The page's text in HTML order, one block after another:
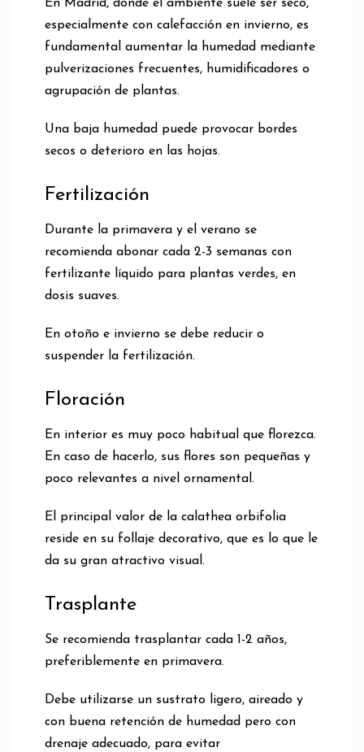
En Madrid, donde el ambiente suele ser seco,
especialmente con calefacción en invierno, es
fundamental aumentar la humedad mediante
pulverizaciones frecuentes, humidificadores o
agrupación de plantas.
Una baja humedad puede provocar bordes
secos o deterioro en las hojas.
Fertilización
Durante la primavera y el verano se
recomienda abonar cada 2-3 semanas con
fertilizante líquido para plantas verdes, en
dosis suaves.
En otoño e invierno se debe reducir o
suspender la fertilización.
Floración
En interior es muy poco habitual que florezca.
En caso de hacerlo, sus flores son pequeñas y
poco relevantes a nivel ornamental.
El principal valor de la calathea orbifolia
reside en su follaje decorativo, que es lo que le
da su gran atractivo visual.
Trasplante
Se recomienda trasplantar cada 1-2 años,
preferiblemente en primavera.
Debe utilizarse un sustrato ligero, aireado y
con buena retención de humedad pero con
drenaje adecuado, para evitar